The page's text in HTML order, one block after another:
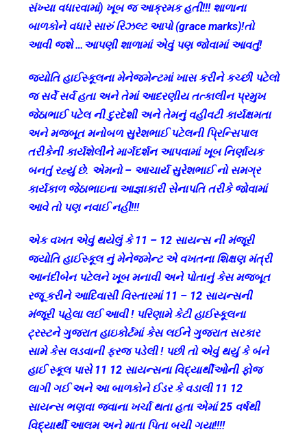
સંખ્યા વધારવામાં) ખૂબ જ આક્રમક હતી!!! શાળાના
બાળકોને વધારે સારું રિઝલ્ટ આપો (grace marks)!તો
આવી જશે …આપણી શાળામાં એવું પણ જોવામાં આવતું!
જ્યોતિ હાઈસ્કૂલના મેનેજમેન્ટમાં ખાસ કરીને કચ્છી પટેલો
જ સર્વે સર્વ હતા અને તેમાં આદરણીય તત્કાલીન પ્રમુખ
જેઠાભાઈ પટેલ ની દુરદેશી અને તેમનું વહીવટી કાર્યક્ષમતા
અને મજબૂત મનોબળ સુરેશભાઈ પટેલની પ્રિન્સિપાલ
તરીકેની કાર્યશેલીને માર્ગદર્શન આપવામાં ખૂબ નિર્ણાયક
બનતું રહ્યું છે. એમનો – આચાર્ય સુરેશભાઈ નો સમગ્ર
કાર્યકાળ જેઠાભાઇના આજ્ઞાકારી સેનાપતિ તરીકે જોવામાં
આવે તો પણ નવાઈ નહીં!!!
એક વખત એવું થયેલું કે 11 – 12 સાયન્સ ની મંજૂરી
જ્યોતિ હાઈસ્કૂલ નું મેનેજમેન્ટ એ વખતના શિક્ષણ મંત્રી
આનંદીબેન પટેલને ખૂબ મનાવી અને પોતાનું કેસ મજબૂત
રજૂ કરીને આદિવાસી વિસ્તારમાં 11 – 12 સાયન્સની
મંજૂરી પહેલા લઈ આવી ! પરિણામે કેટી હાઈસ્કૂલના
ટ્રસ્ટને ગુજરાત હાઇકોર્ટમાં કેસ લઈને ગુજરાત સરકાર
સામે કેસ લડવાની ફરજ પડેલી ! પછી તો એવું થયું કે બંને
હાઈ સ્કૂલ પાસે 11 12 સાયન્સના વિદ્યાર્થીઓની ફોજ
લાગી ગઈ અને આ બાળકોને ઈડર કે વડાલી 11 12
સાયન્સ ભણવા જવાના ખર્ચા થતા હતા એમાં 25 વર્ષથી
વિદ્યાર્થી આલમ અને માતા પિતા બચી ગયા!!!!